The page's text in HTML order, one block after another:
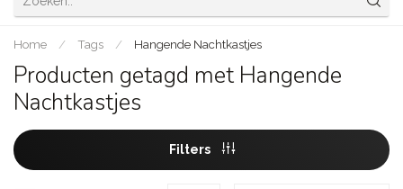
Home / Tags / Hangende Nachtkastjes
Producten getagd met Hangende
Nachtkastjes
Filters